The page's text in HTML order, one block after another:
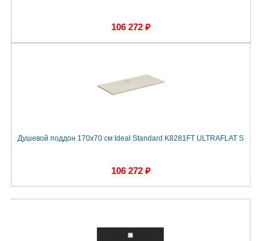
106 272 ₽
Душевой поддон 170х70 см Ideal Standard K8281FT ULTRAFLAT S
106 272 ₽